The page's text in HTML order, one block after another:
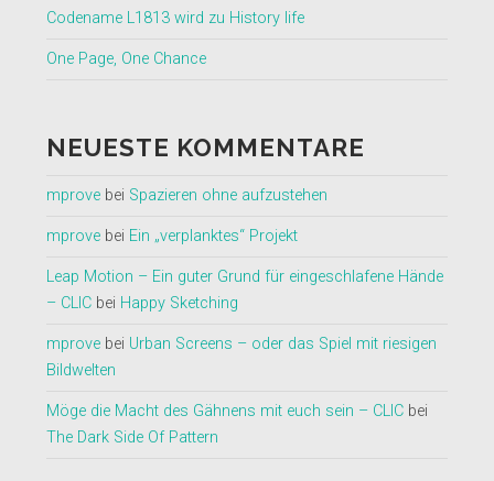
Codename L1813 wird zu History life
One Page, One Chance
NEUESTE KOMMENTARE
mprovebei Spazieren ohne aufzustehen
mprovebei Ein „verplanktes“ Projekt
Leap Motion – Ein guter Grund für eingeschlafene Hände
– CLICbei Happy Sketching
mprovebei Urban Screens – oder das Spiel mit riesigen
Bildwelten
Möge die Macht des Gähnens mit euch sein – CLICbei
The Dark Side Of Pattern